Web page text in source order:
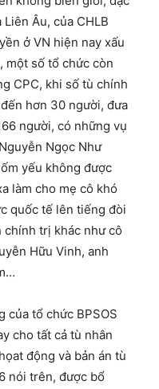
Âu, của CHLB
ở VN hiện nay xấu
một số tổ chức còn
CPC, khi số tù chính
hơn 30 người, đưa
người, có những vụ
Ngọc Như
yếu không được
làm cho mẹ cô khó
quốc tế lên tiếng đòi
chính trị khác như cô
Hữu Vinh, anh
của tổ chức BPSOS
cho tất cả tù nhân
động và bản án tù
nói trên, được bổ